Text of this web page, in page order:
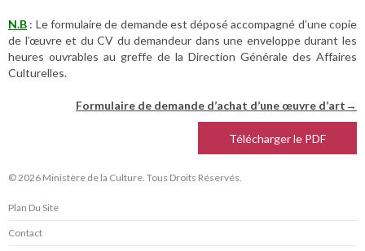
N.B : Le formulaire de demande est déposé accompagné d’une copie
de l’œuvre et du CV du demandeur dans une enveloppe durant les
heures ouvrables au greffe de la Direction Générale des Affaires
Culturelles.
Formulaire de demande d’achat d’une œuvre d’art→
Télécharger le PDF
© 2026 Ministère de la Culture. Tous Droits Réservés.
Plan Du Site
Contact